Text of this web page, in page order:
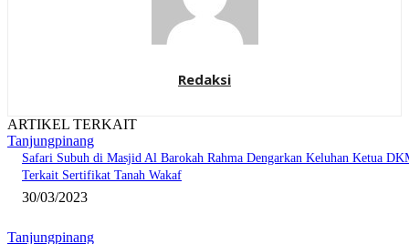
Redaksi
ARTIKEL TERKAIT
Tanjungpinang
Safari Subuh di Masjid Al Barokah Rahma Dengarkan Keluhan Ketua
Terkait Sertifikat Tanah Wakaf
30/03/2023
Tanjungpinang